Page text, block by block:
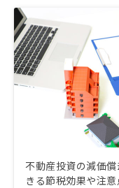
不動産投資の減価
きる節税効果や注